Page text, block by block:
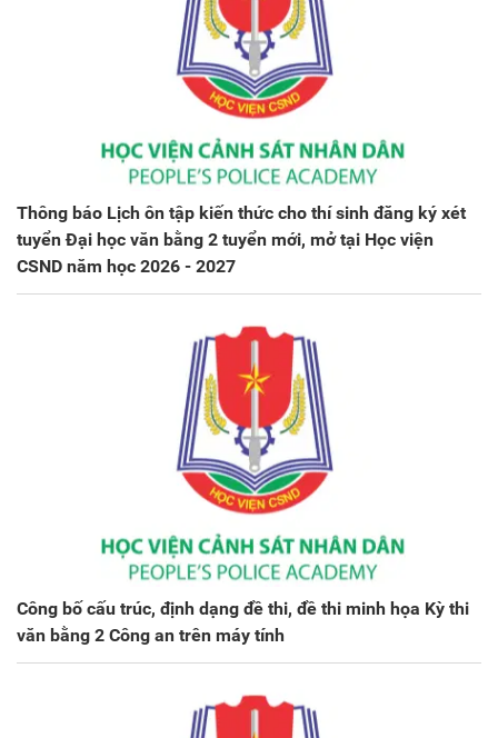
Thông báo Lịch ôn tập kiến thức cho thí sinh đăng ký xét
tuyển Đại học văn bằng 2 tuyển mới, mở tại Học viện
CSND năm học 2026 - 2027
Công bố cấu trúc, định dạng đề thi, đề thi minh họa Kỳ thi
văn bằng 2 Công an trên máy tính